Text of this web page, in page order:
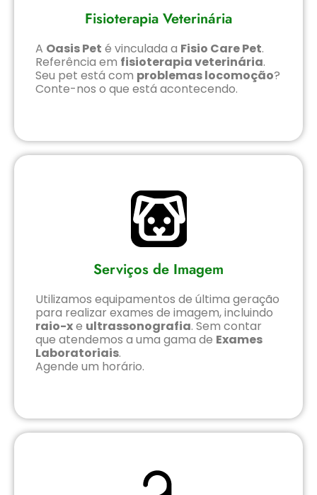
Fisioterapia Veterinária
A Oasis Pet é vinculada a Fisio Care Pet.
Referência em fisioterapia veterinária.
Seu pet está com problemas locomoção?
Conte-nos o que está acontecendo.
Serviços de Imagem
Utilizamos equipamentos de última geração
para realizar exames de imagem, incluindo
raio-xe ultrassonografia. Sem contar
que atendemos a uma gama de Exames
Laboratoriais.
Agende um horário.